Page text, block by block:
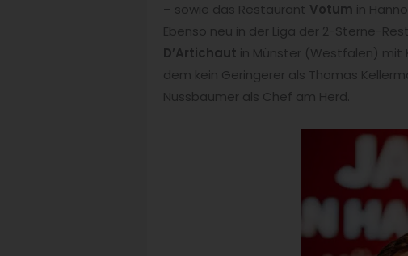
– sowie das Restaurant Votum in
Ebenso neu in der Liga der 2-Sterne-
D’Artichaut in Münster (Westfalen) mit
dem kein Geringerer als Thomas
Nussbaumer als Chef am Herd.